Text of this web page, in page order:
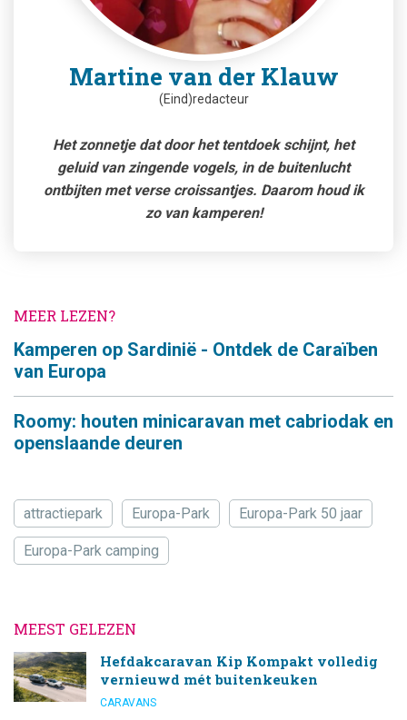
Martine van der Klauw
(Eind)redacteur
Het zonnetje dat door het tentdoek schijnt, het
geluid van zingende vogels, in de buitenlucht
ontbijten met verse croissantjes. Daarom houd ik
zo van kamperen!
MEER LEZEN?
Kamperen op Sardinië - Ontdek de Caraïben
van Europa
Roomy: houten minicaravan met cabriodak en
openslaande deuren
attractiepark Europa-Park Europa-Park 50 jaar
Europa-Park camping
MEEST GELEZEN
Hefdakcaravan Kip Kompakt volledig
vernieuwd mét buitenkeuken
CARAVANS